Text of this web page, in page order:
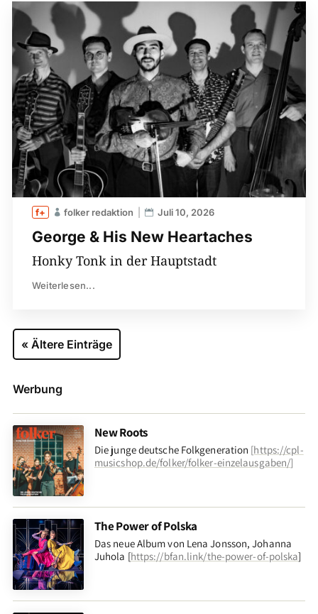
George & His New Heartaches
folker redaktion Juli 10, 2026
Honky Tonk in der Hauptstadt
Weiterlesen...
« Ältere Einträge
Werbung
New Roots
Die junge deutsche Folkgeneration [https://cpl-
musicshop.de/folker/folker-einzelausgaben/]
The Power of Polska
Das neue Album von Lena Jonsson, Johanna
Juhola [https://bfan.link/the-power-of-polska]